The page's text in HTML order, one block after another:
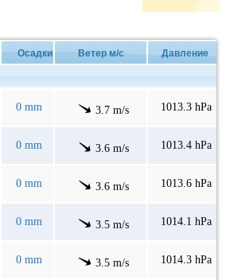
Осадки Ветер м/с Давление
0 mm 3.7 m/s 1013.3 hPa
0 mm 3.6 m/s 1013.4 hPa
0 mm 3.6 m/s 1013.6 hPa
0 mm 3.5 m/s 1014.1 hPa
0 mm 3.5 m/s 1014.3 hPa